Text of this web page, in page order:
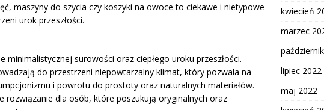
maszyny do szycia czy koszyki na owoce to ciekawe i nietypowe
urok przeszłości.
minimalistycznej surowości oraz ciepłego uroku przeszłości.
do przestrzeni niepowtarzalny klimat, który pozwala na
i powrotu do prostoty oraz naturalnych materiałów.
rozwiązanie dla osób, które poszukują oryginalnych oraz
kwiecień
marzec
lipiec 2022
maj 2022